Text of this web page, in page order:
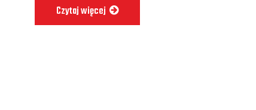
Czytaj więcej